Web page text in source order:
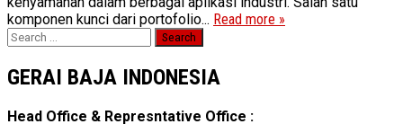
komponen kunci dari portofolio... Read more »
Search
for:
GERAI BAJA INDONESIA
Head Office & Represntative Office :